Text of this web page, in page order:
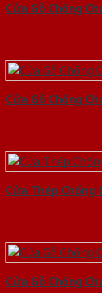
Cửa Gỗ Chống
Cửa Gỗ Chống
Cửa Thép Chống
Cửa Gỗ Chống